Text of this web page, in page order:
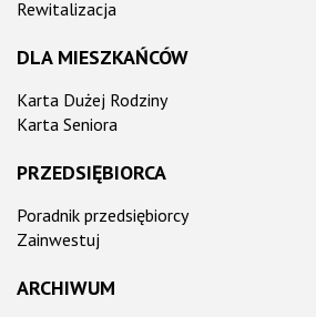
Rewitalizacja
DLA MIESZKAŃCÓW
Karta Dużej Rodziny
Karta Seniora
PRZEDSIĘBIORCA
Poradnik przedsiębiorcy
Zainwestuj
ARCHIWUM